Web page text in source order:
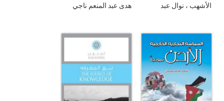
International Trade
الأشهب ، نوال عبد
هدى عبد المنعم ناجي